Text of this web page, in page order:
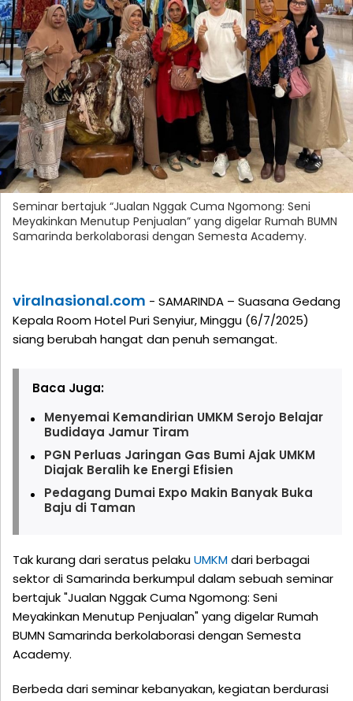
Seminar bertajuk “Jualan Nggak Cuma Ngomong: Seni
Meyakinkan Menutup Penjualan” yang digelar Rumah BUMN
Samarinda berkolaborasi dengan Semesta Academy.
viralnasional.com - SAMARINDA – Suasana Gedang
Kepala Room Hotel Puri Senyiur, Minggu (6/7/2025)
siang berubah hangat dan penuh semangat.
Baca Juga:
Menyemai Kemandirian UMKM Serojo Belajar
Budidaya Jamur Tiram
PGN Perluas Jaringan Gas Bumi Ajak UMKM
Diajak Beralih ke Energi Efisien
Pedagang Dumai Expo Makin Banyak Buka
Baju di Taman
Tak kurang dari seratus pelakuUMKMdari berbagai
sektor di Samarinda berkumpul dalam sebuah seminar
bertajuk "Jualan Nggak Cuma Ngomong: Seni
Meyakinkan Menutup Penjualan" yang digelar Rumah
BUMN Samarinda berkolaborasi dengan Semesta
Academy.
Berbeda dari seminar kebanyakan, kegiatan berdurasi